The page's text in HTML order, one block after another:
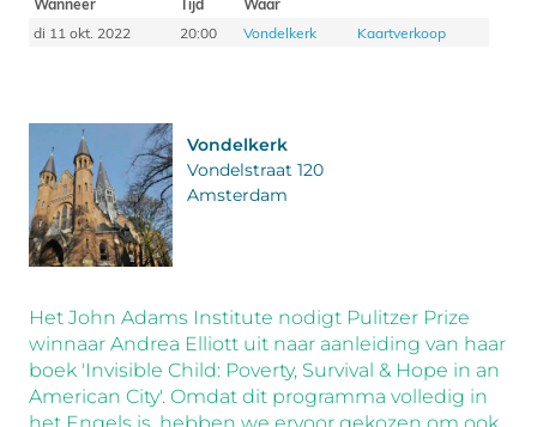
di 11 okt. 2022
20:00 Vondelkerk Kaartverkoop
Vondelkerk
Vondelstraat 120
Amsterdam
Het John Adams Institute nodigt Pulitzer Prize
winnaar Andrea Elliott uit naar aanleiding van haar
boek 'Invisible Child: Poverty, Survival & Hope in an
American City'. Omdat dit programma volledig in